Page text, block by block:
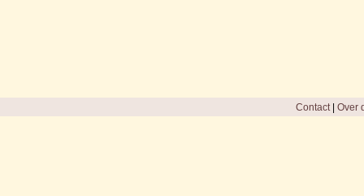
Contact| Over